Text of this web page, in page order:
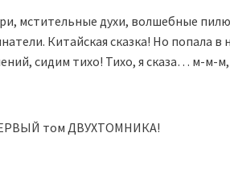
мстительные духи, волшебные
Китайская сказка! Но попала
сидим тихо! Тихо, я сказа… м-м-
том ДВУХТОМНИКА!